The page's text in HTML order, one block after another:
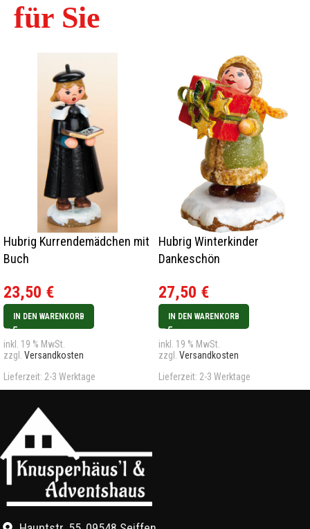
für Sie
Hubrig Kurrendemädchen mit
Buch
23,50 €
IN DEN WARENKORB
inkl. 19 % MwSt.
zzgl. Versandkosten
Lieferzeit: 2-3 Werktage
Hubrig Winterkinder
Dankeschön
27,50 €
IN DEN WARENKORB
inkl. 19 % MwSt.
zzgl. Versandkosten
Lieferzeit: 2-3 Werktage